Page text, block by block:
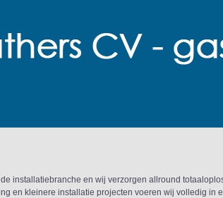
installatiebranche en wij verzorgen allround
en kleinere installatie projecten voeren wij volledig in